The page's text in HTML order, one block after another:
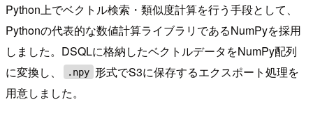
Python上でベクトル検索・類似度計算を行う手段として、
Pythonの代表的な数値計算ライブラリであるNumPyを採用
しました。DSQLに格納したベクトルデータをNumPy配列
に変換し、
.npy 形式でS3に保存するエクスポート処理を
用意しました。